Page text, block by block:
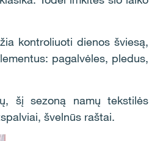
kontroliuoti dienos šviesą,
pagalvėles, pledus,
šį sezoną namų tekstilės
švelnūs raštai.